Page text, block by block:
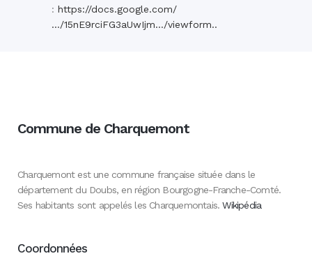
: https://docs.google.com/
…/15nE9rciFG3aUwIjm…/viewform..
Commune de Charquemont
Charquemont est une commune française située dans le
département du Doubs, en région Bourgogne-Franche-Comté.
Ses habitants sont appelés les Charquemontais.Wikipédia
Coordonnées